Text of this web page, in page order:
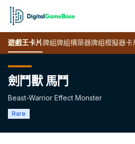
遊戲王卡片牌組牌組構築器牌組模擬器卡
劍鬥獸 馬鬥
Beast-Warrior Effect Monster
Rare